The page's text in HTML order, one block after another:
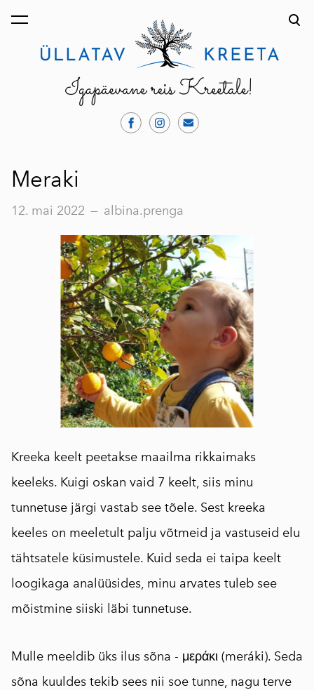
lisati ostukorvi. Vaata ostukorvi
Meraki
12. mai 2022 — albina.prenga
Kreeka keelt peetakse maailma rikkaimaks
keeleks. Kuigi oskan vaid 7 keelt, siis minu
tunnetuse järgi vastab see tõele. Sest kreeka
keeles on meeletult palju võtmeid ja vastuseid elu
tähtsatele küsimustele. Kuid seda ei taipa keelt
loogikaga analüüsides, minu arvates tuleb see
mõistmine siiski läbi tunnetuse.
Mulle meeldib üks ilus sõna - μεράκι (meráki). Seda
sõna kuuldes tekib sees nii soe tunne, nagu terve